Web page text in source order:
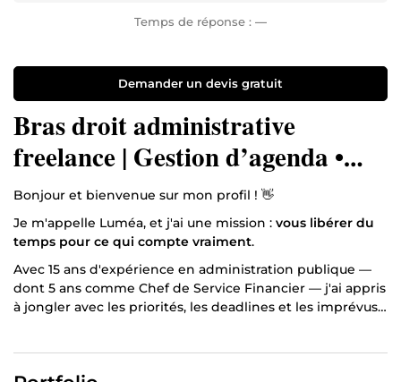
Temps de réponse : —
Demander un devis gratuit
Bras droit administrative
freelance | Gestion d’agenda •
Design Canva • Back-office
optimisé
Bonjour et bienvenue sur mon profil ! 👋
Je m'appelle Luméa, et j'ai une mission : vous libérer du
temps pour ce qui compte vraiment.
Avec 15 ans d'expérience en administration publique —
dont 5 ans comme Chef de Service Financier — j'ai appris
à jongler avec les priorités, les deadlines et les imprévus…
Aujourd'hui certifiée Assistante Virtuelle, je mets toute
cette énergie et ce savoir-faire à votre service, où que